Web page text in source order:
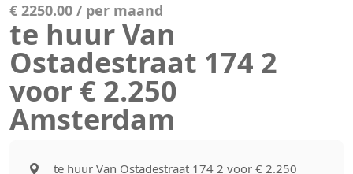
€ 2250.00 / per maand
te huur Van
Ostadestraat 174 2
voor € 2.250
Amsterdam
te huur Van Ostadestraat 174 2 voor € 2.250